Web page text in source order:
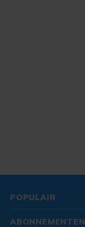
POPULAIR
ABONNEMENTEN